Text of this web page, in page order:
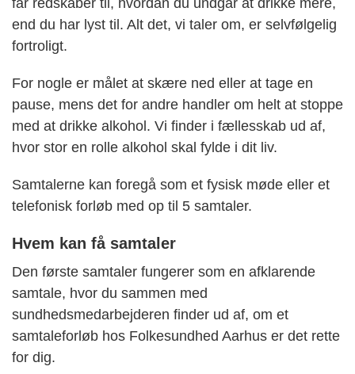
får redskaber til, hvordan du undgår at drikke mere,
end du har lyst til. Alt det, vi taler om, er selvfølgelig
fortroligt.
For nogle er målet at skære ned eller at tage en
pause, mens det for andre handler om helt at stoppe
med at drikke alkohol. Vi finder i fællesskab ud af,
hvor stor en rolle alkohol skal fylde i dit liv.
Samtalerne kan foregå som et fysisk møde eller et
telefonisk forløb med op til 5 samtaler.
Hvem kan få samtaler
Den første samtaler fungerer som en afklarende
samtale, hvor du sammen med
sundhedsmedarbejderen finder ud af, om et
samtaleforløb hos Folkesundhed Aarhus er det rette
for dig.